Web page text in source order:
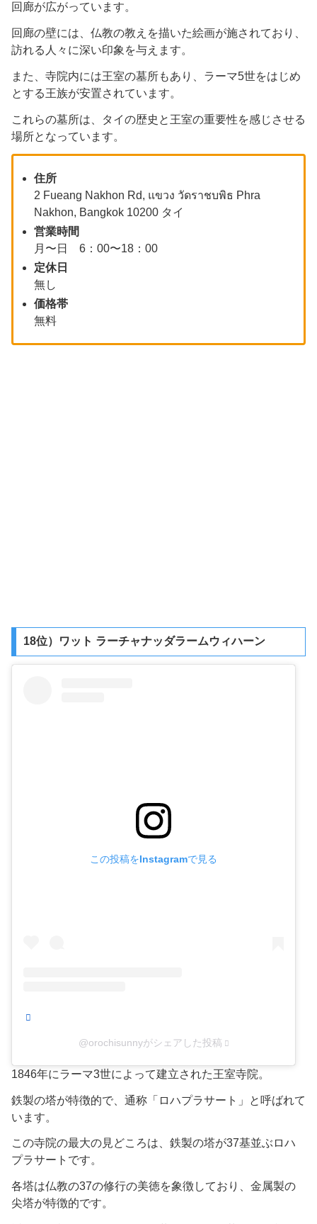
回廊が広がっています。
​回廊の壁には、仏教の教えを描いた絵画が施されており、
訪れる人々に深い印象を与えます。​
また、寺院内には王室の墓所もあり、ラーマ5世をはじめ
とする王族が安置されています。​
これらの墓所は、タイの歴史と王室の重要性を感じさせる
場所となっています。​
住所
2 Fueang Nakhon Rd, แขวง วัดราชบพิธ Phra
Nakhon, Bangkok 10200 タイ
営業時間
月〜日 6：00〜18：00
定休日
無し
価格帯
無料
18位）ワット ラーチャナッダラームウィハーン
この投稿をInstagramで見る
@orochisunnyがシェアした投稿
​1846年にラーマ3世によって建立された王室寺院。​
鉄製の塔が特徴的で、通称「ロハプラサート」と呼ばれて
います。​
この寺院の最大の見どころは、鉄製の塔が37基並ぶロハ
プラサートです。
​各塔は仏教の37の修行の美徳を象徴しており、金属製の
尖塔が特徴的です。